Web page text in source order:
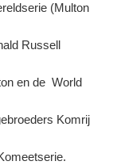
(Multon
Russell
en de World
Komrij